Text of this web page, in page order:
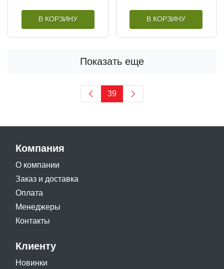
В КОРЗИНУ В КОРЗИНУ
Показать еще
39
Компания
О компании
Заказ и доставка
Оплата
Менеджеры
Контакты
Клиенту
Новинки